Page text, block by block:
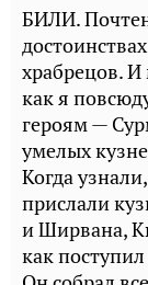
БИЛИ.
храбрецов. И
как я
героям —
умелых
Когда
прислали
и Ширвана,
как